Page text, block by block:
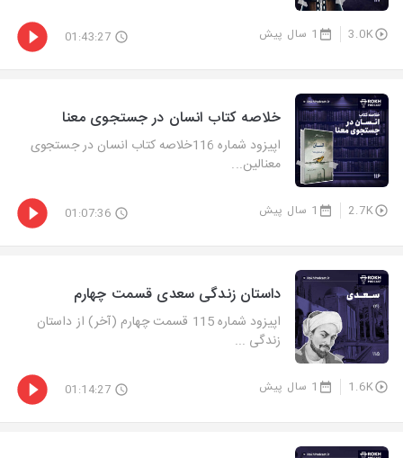
3.0K 1 سال پیش 01:43:27
خلاصه کتاب انسان در جستجوی معنا
اپیزود شماره 116خلاصه کتاب انسان در جستجوی
معنالین...
2.7K 1 سال پیش 01:07:36
داستان زندگی سعدی قسمت چهارم
اپیزود شماره 115 قسمت چهارم (آخر) از داستان
زندگی ...
1.6K 1 سال پیش 01:14:27